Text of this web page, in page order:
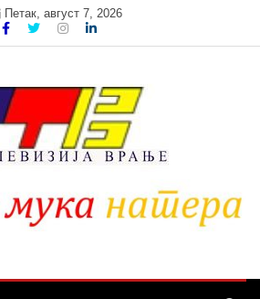
Петак, август 7, 2026